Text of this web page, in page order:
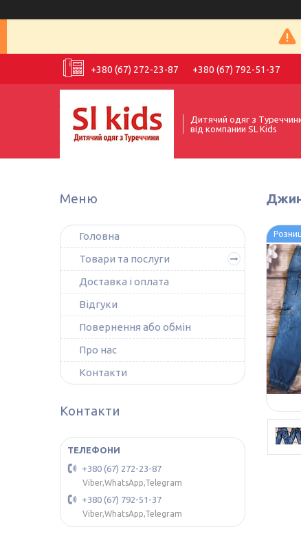
+380 (67) 272-23-87 +380 (67) 792-51-37
Дитячий одяг з
від компании SL Kids
Головна
Товари та послуги
Доставка і оплата
Відгуки
Повернення або обмін
Про нас
Контакти
Контакти
+380 (67) 272-23-87
Viber,WhatsApp,Telegram
+380 (67) 792-51-37
Viber,WhatsApp,Telegram